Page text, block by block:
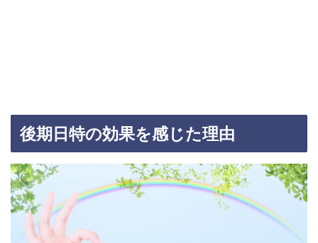
後期日特の効果を感じた理由